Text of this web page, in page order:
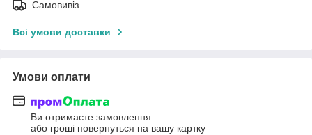
Самовивіз
Всі умови доставки
Умови оплати
Ви отримаєте замовлення
або гроші повернуться на вашу картку